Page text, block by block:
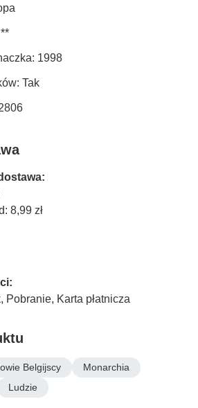
1998
Tak
8,99 zł
Pobranie, Karta płatnicza
Belgijscy
Monarchia
Ludzie